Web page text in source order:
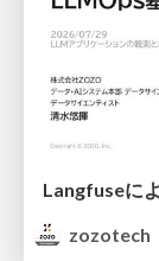
Langfuseに
zozotech